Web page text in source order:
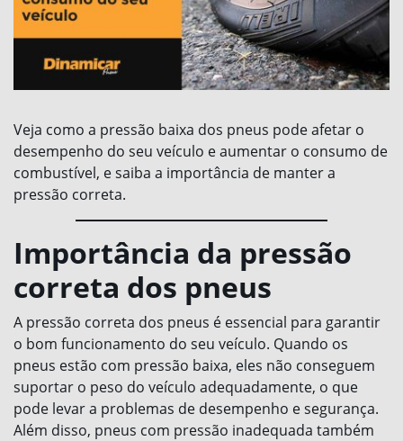
Veja como a pressão baixa dos pneus pode afetar o
desempenho do seu veículo e aumentar o consumo de
combustível, e saiba a importância de manter a
pressão correta.
Importância da pressão
correta dos pneus
A pressão correta dos pneus é essencial para garantir
o bom funcionamento do seu veículo. Quando os
pneus estão com pressão baixa, eles não conseguem
suportar o peso do veículo adequadamente, o que
pode levar a problemas de desempenho e segurança.
Além disso, pneus com pressão inadequada também